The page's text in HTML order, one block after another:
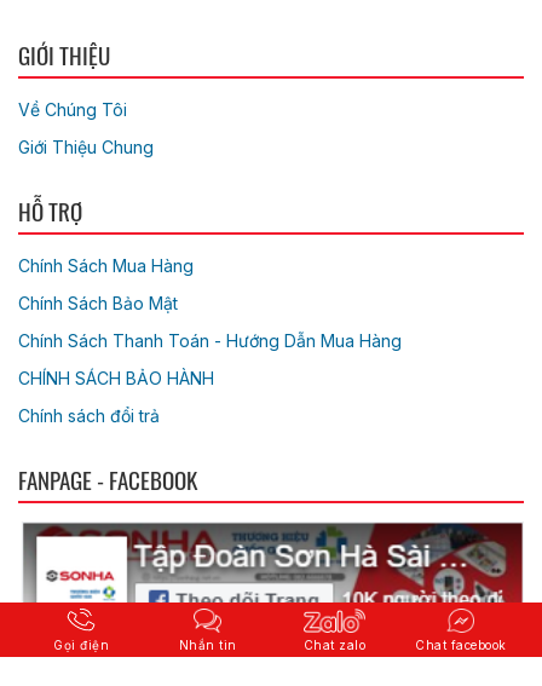
GIỚI THIỆU
Về Chúng Tôi
Giới Thiệu Chung
HỖ TRỢ
Chính Sách Mua Hàng
Chính Sách Bảo Mật
Chính Sách Thanh Toán - Hướng Dẫn Mua Hàng
CHÍNH SÁCH BẢO HÀNH
Chính sách đổi trả
FANPAGE - FACEBOOK
Gọi điện Nhắn tin Chat zalo Chat facebook